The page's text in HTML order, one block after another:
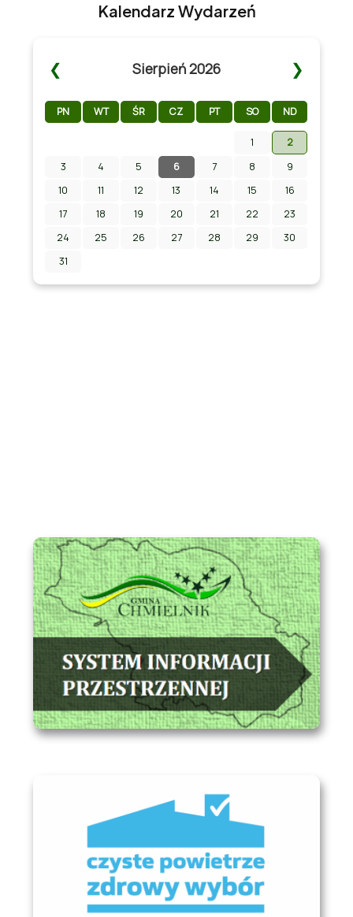
Kalendarz Wydarzeń
❮ Sierpień 2026 ❯
PN WT ŚR CZ PT SO ND
1 2
Zapraszamy na Letni Pokaz Filmowy na
stadionie w Chmielniku!
3 4 5 6 7 8
9
10
11 12 13 14 15
16
17
18 19 20 21 22
23
24
25 26 27 28 29
30
31